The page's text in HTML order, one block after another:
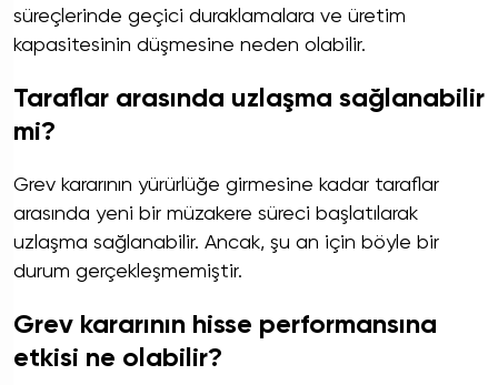
süreçlerinde geçici duraklamalara ve üretim
kapasitesinin düşmesine neden olabilir.
Taraflar arasında uzlaşma sağlanabilir
mi?
Grev kararının yürürlüğe girmesine kadar taraflar
arasında yeni bir müzakere süreci başlatılarak
uzlaşma sağlanabilir. Ancak, şu an için böyle bir
durum gerçekleşmemiştir.
Grev kararının hisse performansına
etkisi ne olabilir?